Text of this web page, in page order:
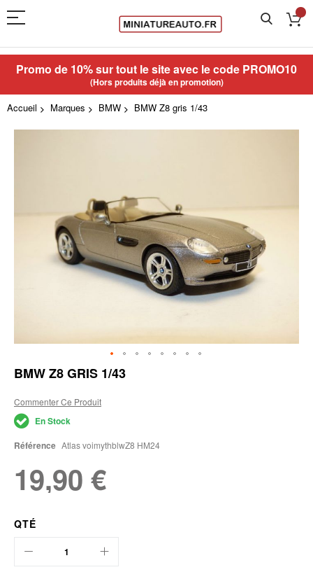
Promo de 10% sur tout le site avec le code PROMO10
(Hors produits déjà en promotion)
Accueil Marques BMW BMW Z8 gris 1/43
Skip
to
beginning
of
the
images
gallery
BMW Z8 GRIS 1/43
Commenter Ce Produit
En Stock
Référence Atlas voimythblwZ8 HM24
19,90 €
QTÉ